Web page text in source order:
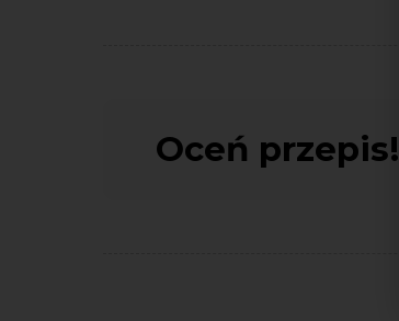
Oceń przepis!